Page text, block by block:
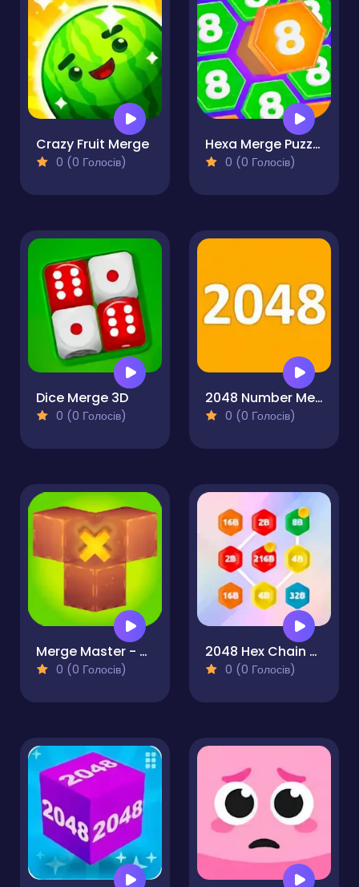
Crazy Fruit Merge
0 (0 Голосів)
Hexa Merge Puzzle
0 (0 Голосів)
Dice Merge 3D
0 (0 Голосів)
2048 Number Merge
0 (0 Голосів)
Merge Master - Puzzle
0 (0 Голосів)
2048 Hex Chain Merge
0 (0 Голосів)